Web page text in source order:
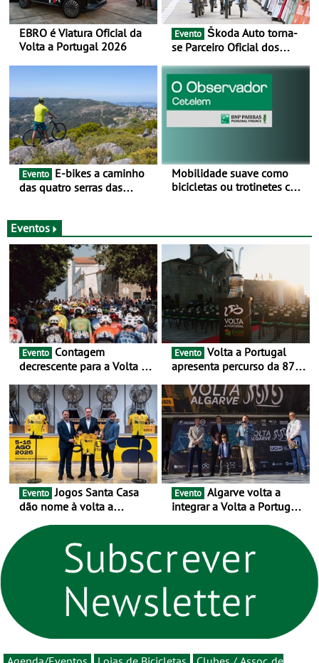
EBRO é Viatura Oficial da
Volta a Portugal 2026
Evento
se Parceiro Oficial dos
BTT e Gravel da UCI - Para
os anos de 2025 e 2026
Evento
das quatro serras das
e 10 de Junho
Mobilidade suave como
bicicletas ou trotinetes com
usam os automóveis
exclusivamente em áreas
urbanas
Eventos
Evento
decrescente para a Volta a
as 17 equipas de 2026
Evento
apresenta percurso da 87.ª
novo ciclo rumo ao
centenário
Evento Jogos Santa Casa
dão nome à volta a
um novo ciclo da prova
rumo ao centenário - Volta
a Portugal em Bicicleta
estará na estrada entre 5 e
16 de agosto
Evento
integrar a Volta a Portugal